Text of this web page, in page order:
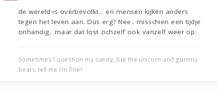
de wereld is overbevolkt... en mensen kijken anders
tegen het leven aan. Dus erg? Nee.. misschien een tijdje
onhandig.. maar dat lost zichzelf ook vanzelf weer op.
Sometimes I question my sanity, but the unicorn and gummy
bears tell me I’m fine!